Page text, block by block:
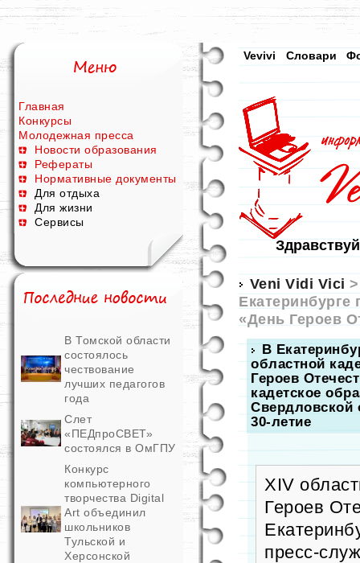
Главная
Конкурсы
Молодежная пресса
Новости образования
Рефераты
Нормативные документы
Для отдыха
Для жизни
Сервисы
В Томской области
состоялось
чествование
лучших педагогов
года
Слет
«ПЕДпроСВЕТ»
состоялся в ОмГПУ
Конкурс
компьютерного
творчества Digital
Art объединил
школьников
Тульской и
Херсонской
Vevivi Словари
Veni Vidi Vici
Екатеринбурге
«День Героев
В
областной
Героев
кадетское
Свердловской
30-летие
XIV
Героев
пресс-